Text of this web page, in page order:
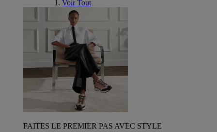
Voir Tout
FAITES LE PREMIER PAS AVEC STYLE